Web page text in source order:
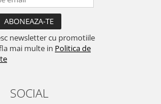
newsletter cu promotiile
mai multe in Politica de
SOCIAL